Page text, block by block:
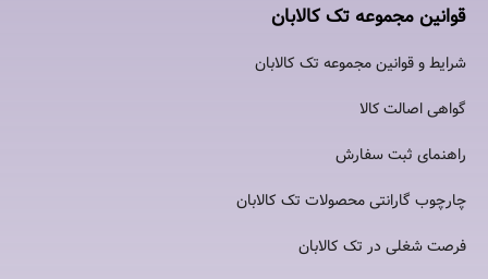
قوانین مجموعه تک کالابان
شرایط و قوانین مجموعه تک کالابان
گواهی اصالت كالا
راهنمای ثبت سفارش
چارچوب گارانتی محصولات تک کالابان
فرصت شغلی در تک کالابان